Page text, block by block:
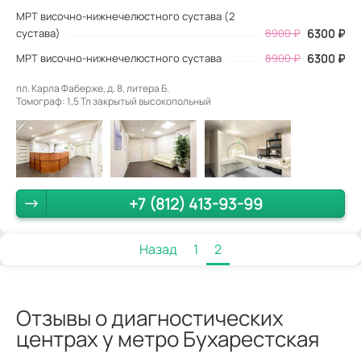
МРТ височно-нижнечелюстного сустава (2
сустава)
8900₽ 6300 ₽
МРТ височно-нижнечелюстного сустава 8900 ₽ 6300 ₽
пл. Карла Фаберже, д. 8, литера Б.
Томограф: 1,5 Тл закрытый высокопольный
+7 (812) 413-93-99
Назад 1 2
Отзывы о диагностических
центрах у метро Бухарестская